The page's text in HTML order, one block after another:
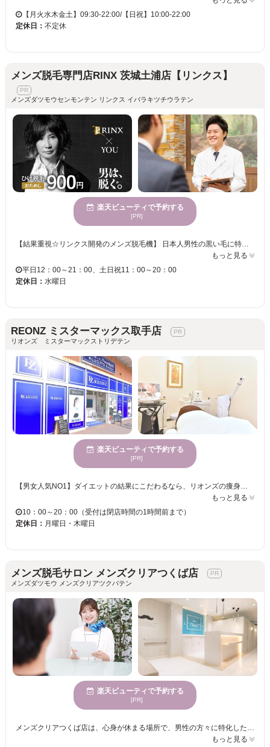
【月火水木金土】09:30-22:00/【日祝】10:00-22:00
定休日： 不定休
メンズ脱毛専門店RINX 茨城土浦店【リンクス】
メンズダツモウセンモンテン リンクス イバラキツチウラテン
楽天ビューティで予約する
[PR]
【結果重視☆リンクス開発のメンズ脱毛機】 日本人男性の黒い毛に特化した、男性専用脱毛機をリンクスが完全独自開発。 提携メーカーと共に、部品の一つひとつ上質なものを厳選しながら改良を重ねることで高い脱毛効果と安全性の両立を実現しました♪ 男性の太い毛でも痛みを軽減できるよう、冷却機能を極限まで高めることに成功☆ お客様の肌質・毛質に合わせしっかりと毛にアプローチしていきます。 【男性脱毛技能士】 男性脱毛技能士達がどんなお悩みもお伺いします！ 男性だからこそのお悩みもお気軽にご相談ください♪ お肌の状態・毛量・お悩みに合わせた最適なプランをご提案します☆ 当日予約大歓迎♪ 完全予約制ですのでお電話にてお問い合わせください☆
もっと見る
平日12：00～21：00、土日祝11：00～20：00
定休日： 水曜日
REONZ ミスターマックス取手店
リオンズ ミスターマックストリデテン
楽天ビューティで予約する
[PR]
もっと見る
10：00～20：00（受付は閉店時間の1時間前まで）
定休日： 月曜日・木曜日
メンズ脱毛サロン メンズクリアつくば店
メンズダツモウ メンズクリアツクバテン
楽天ビューティで予約する
[PR]
もっと見る